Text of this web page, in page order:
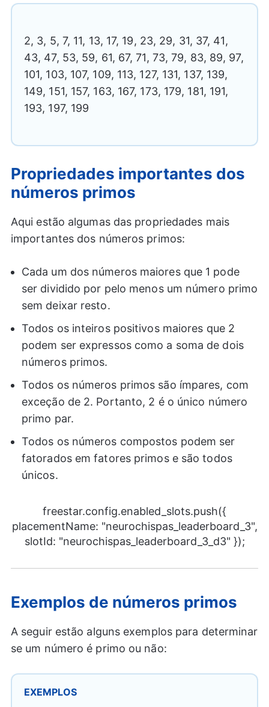
2, 3, 5, 7, 11, 13, 17, 19, 23, 29, 31, 37, 41,
43, 47, 53, 59, 61, 67, 71, 73, 79, 83, 89, 97,
101, 103, 107, 109, 113, 127, 131, 137, 139,
149, 151, 157, 163, 167, 173, 179, 181, 191,
193, 197, 199
Propriedades importantes dos
números primos
Aqui estão algumas das propriedades mais
importantes dos números primos:
Cada um dos números maiores que 1 pode
ser dividido por pelo menos um número primo
sem deixar resto.
Todos os inteiros positivos maiores que 2
podem ser expressos como a soma de dois
números primos.
Todos os números primos são ímpares, com
exceção de 2. Portanto, 2 é o único número
primo par.
Todos os números compostos podem ser
fatorados em fatores primos e são todos
únicos.
freestar.config.enabled_slots.push({
placementName: "neurochispas_leaderboard_3",
slotId: "neurochispas_leaderboard_3_d3" });
Exemplos de números primos
A seguir estão alguns exemplos para determinar
se um número é primo ou não:
EXEMPLOS